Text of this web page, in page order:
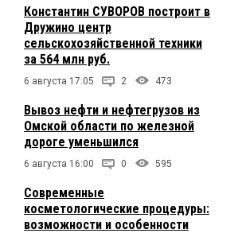
Константин СУВОРОВ построит в
Дружино центр
сельскохозяйственной техники
за 564 млн руб.
6 августа 17:05 2 473
Вывоз нефти и нефтегрузов из
Омской области по железной
дороге уменьшился
6 августа 16:00 0 595
Современные
косметологические процедуры:
возможности и особенности